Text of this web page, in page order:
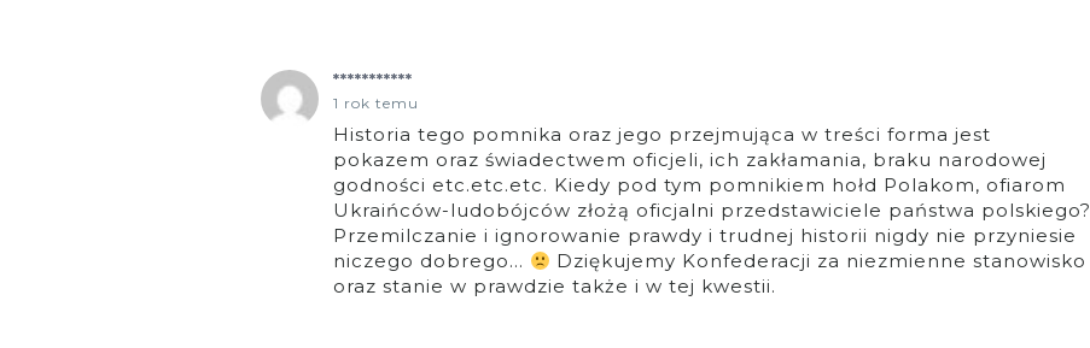
***********
1 rok temu
Historia tego pomnika oraz jego przejmująca w treści forma jest
pokazem oraz świadectwem oficjeli, ich zakłamania, braku narodowej
godności etc.etc.etc. Kiedy pod tym pomnikiem hołd Polakom, ofiarom
Ukraińców-ludobójców złożą oficjalni przedstawiciele państwa polskiego?
Przemilczanie i ignorowanie prawdy i trudnej historii nigdy nie przyniesie
niczego dobrego…
Dziękujemy Konfederacji za niezmienne stanowisko
oraz stanie w prawdzie także i w tej kwestii.